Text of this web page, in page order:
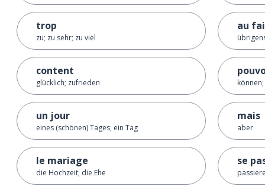
trop
zu; zu sehr; zu viel
content
glücklich; zufrieden
un jour
eines (schönen) Tages; ein Tag
le mariage
die Hochzeit; die Ehe
au
mais
aber
se